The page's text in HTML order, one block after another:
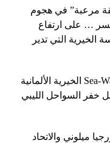
مئات الرصاص خلال 20 دقيقة مرعبة” في هجوم
… على ارتفاع
التي تدير
في الأسبوع الماضي ، قالت شركة Sea-Watch الخيرية الألمانية
خفر السواحل الليبي
ميلوني والاتحاد